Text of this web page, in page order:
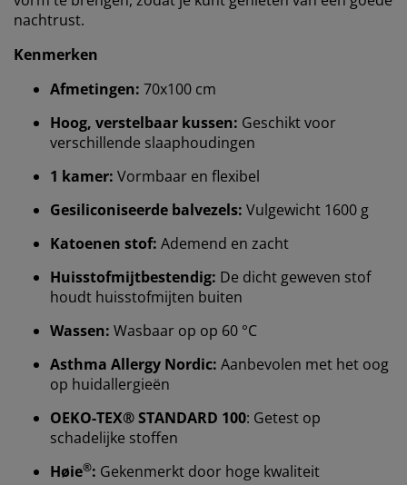
nachtrust.
Kenmerken
Afmetingen: 70x100 cm
Hoog, verstelbaar kussen: Geschikt voor
verschillende slaaphoudingen
1 kamer: Vormbaar en flexibel
Gesiliconiseerde balvezels: Vulgewicht 1600 g
Katoenen stof: Ademend en zacht
Huisstofmijtbestendig: De dicht geweven stof
houdt huisstofmijten buiten
Wassen: Wasbaar op op 60 °C
Asthma Allergy Nordic: Aanbevolen met het oog
op huidallergieën
OEKO-TEX® STANDARD 100: Getest op
schadelijke stoffen
Høie®: Gekenmerkt door hoge kwaliteit
We personaliseren jouw ervaring
Bij JYSK gebruiken we cookies en mobiele identifiers
van onze website. Cookies verzamelen informatie over